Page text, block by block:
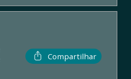
Compartilhar